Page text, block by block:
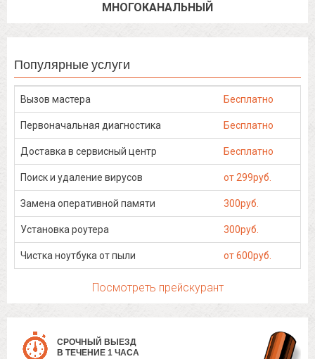
МНОГОКАНАЛЬНЫЙ
Популярные услуги
Вызов мастера Бесплатно
Первоначальная диагностика Бесплатно
Доставка в сервисный центр Бесплатно
Поиск и удаление вирусов от 299руб.
Замена оперативной памяти 300руб.
Установка роутера 300руб.
Чистка ноутбука от пыли от 600руб.
Посмотреть прейскурант
СРОЧНЫЙ ВЫЕЗД
В ТЕЧЕНИЕ 1 ЧАСА